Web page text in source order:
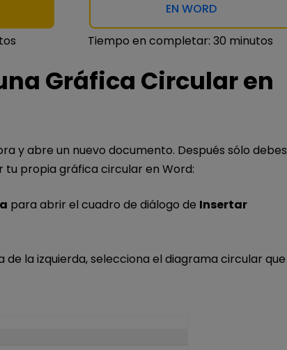
EN WORD
Tiempo en completar: 30 minutos
Gráfica Circular en
y abre un nuevo documento. Después sólo debes
tu propia gráfica circular en Word:
para abrir el cuadro de diálogo de Insertar
de la izquierda, selecciona el diagrama circular que